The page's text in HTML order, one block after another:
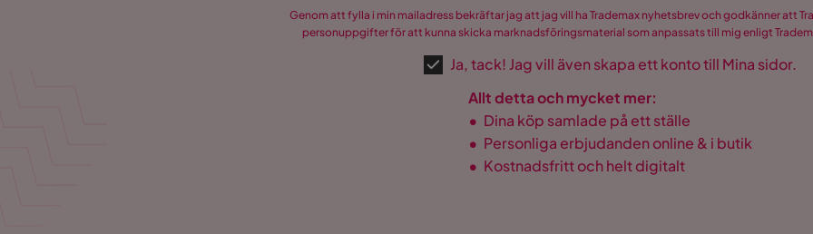
Genom att fylla i min mailadress bekräftar jag att jag vill ha Trademax nyhetsbrev och godkänner att
personuppgifter för att kunna skicka marknadsföringsmaterial som anpassats till mig enligt
Ja, tack! Jag vill även skapa ett konto till Mina sidor.
Allt detta och mycket mer:
• Dina köp samlade på ett ställe
• Personliga erbjudanden online & i butik
• Kostnadsfritt och helt digitalt